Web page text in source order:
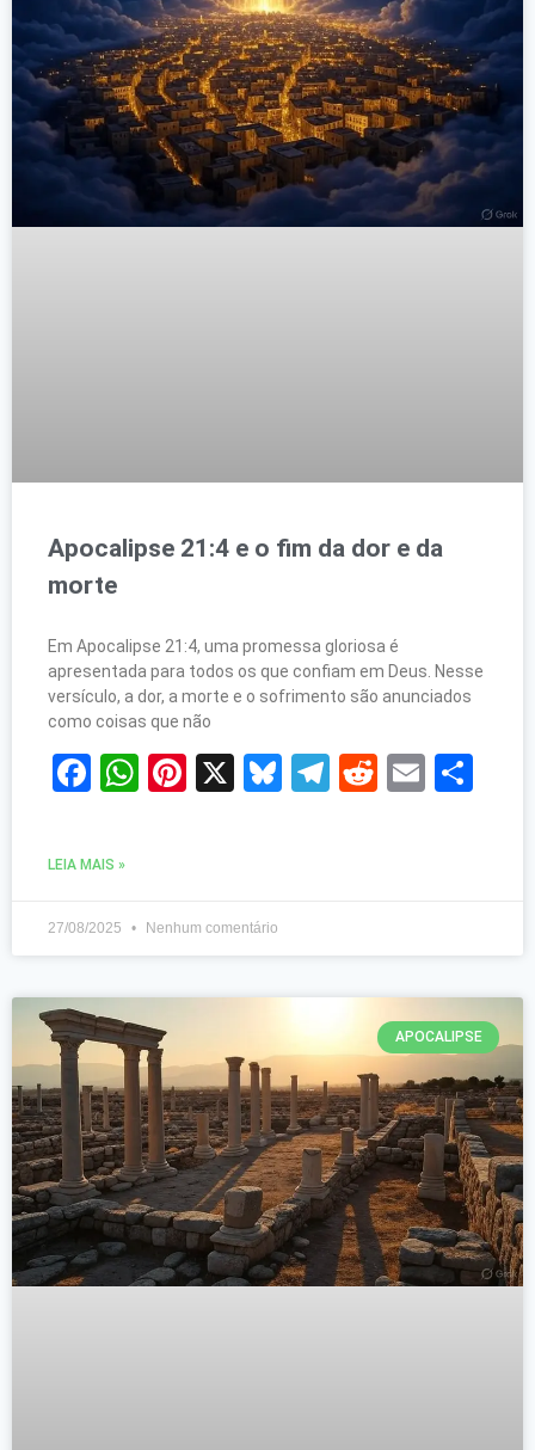
Apocalipse 21:4 e o fim da dor e da
morte
Em Apocalipse 21:4, uma promessa gloriosa é
apresentada para todos os que confiam em Deus. Nesse
versículo, a dor, a morte e o sofrimento são anunciados
como coisas que não
Facebook
WhatsApp
Pinterest
X Bluesky
Telegram
Reddit
Email
LEIA MAIS »
27/08/2025 Nenhum comentário
APOCALIPSE